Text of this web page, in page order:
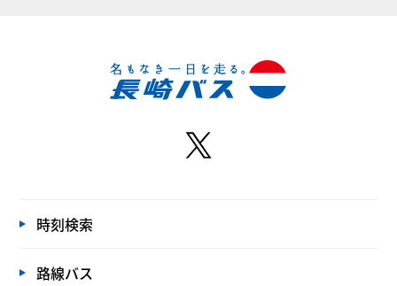
時刻検索
路線バス